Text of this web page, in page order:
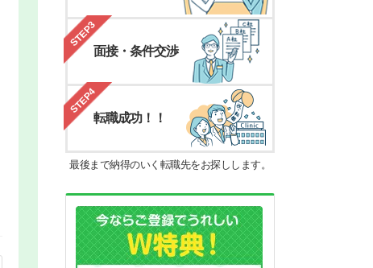
STEP3
面接・条件交渉
STEP4
転職成功！！
最後まで納得のいく転職先をお探しします。